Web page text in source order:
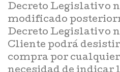
Decreto Legislativo
modificado
Decreto Legislativo
Cliente podrá
compra por